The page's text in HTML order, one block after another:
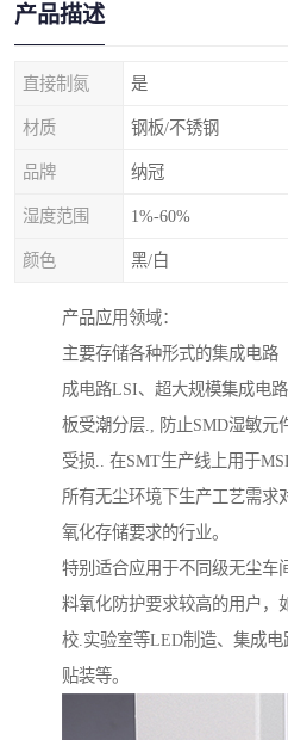
产品描述
直接制氮 是
材质 钢板/不锈钢
品牌 纳冠
湿度范围 1%-60%
颜色 黑/白
产品应用领域：
主要存储各种形式的集成电路
成电路LSI、超大规模集成电
板受潮分层., 防止SMD湿敏元
受损.. 在SMT生产线上用于
所有无尘环境下生产工艺需求
氧化存储要求的行业。
特别适合应用于不同级无尘车
料氧化防护要求较高的用户，
校.实验室等LED制造、集成电
贴装等。